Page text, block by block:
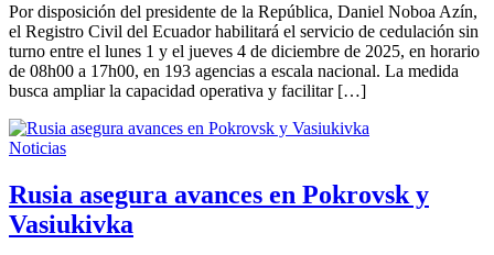
Por disposición del presidente de la República, Daniel Noboa Azín,
el Registro Civil del Ecuador habilitará el servicio de cedulación sin
turno entre el lunes 1 y el jueves 4 de diciembre de 2025, en horario
de 08h00 a 17h00, en 193 agencias a escala nacional. La medida
busca ampliar la capacidad operativa y facilitar […]
Noticias
Rusia asegura avances en Pokrovsk y
Vasiukivka